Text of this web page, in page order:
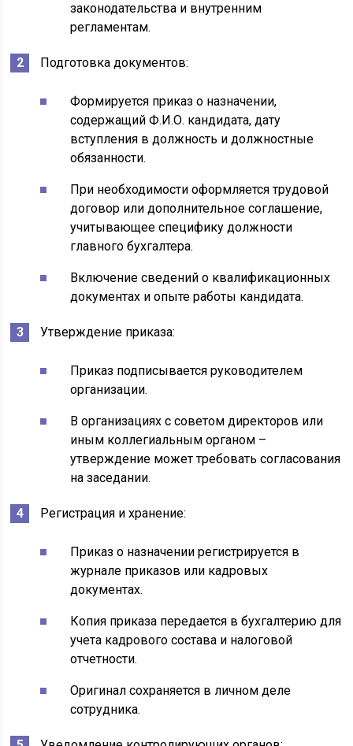
законодательства и внутренним
регламентам.
Подготовка документов:
Формируется приказ о назначении,
содержащий Ф.И.О. кандидата, дату
вступления в должность и должностные
обязанности.
При необходимости оформляется трудовой
договор или дополнительное соглашение,
учитывающее специфику должности
главного бухгалтера.
Включение сведений о квалификационных
документах и опыте работы кандидата.
Утверждение приказа:
Приказ подписывается руководителем
организации.
В организациях с советом директоров или
иным коллегиальным органом –
утверждение может требовать согласования
на заседании.
Регистрация и хранение:
Приказ о назначении регистрируется в
журнале приказов или кадровых
документах.
Копия приказа передается в бухгалтерию для
учета кадрового состава и налоговой
отчетности.
Оригинал сохраняется в личном деле
сотрудника.